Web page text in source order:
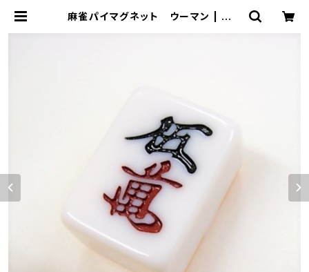
麻雀パイマグネット ウーマン | ジャ